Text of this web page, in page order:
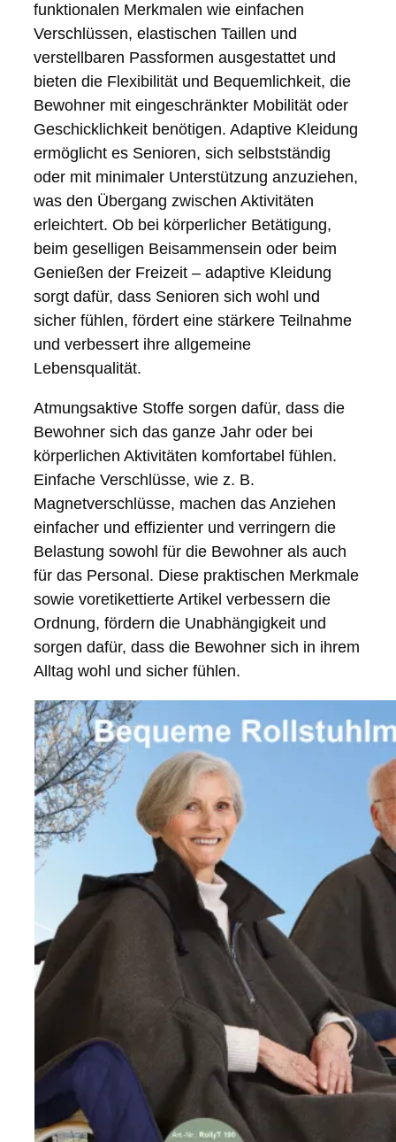
funktionalen Merkmalen wie einfachen
Verschlüssen, elastischen Taillen und
verstellbaren Passformen ausgestattet und
bieten die Flexibilität und Bequemlichkeit, die
Bewohner mit eingeschränkter Mobilität oder
Geschicklichkeit benötigen. Adaptive Kleidung
ermöglicht es Senioren, sich selbstständig
oder mit minimaler Unterstützung anzuziehen,
was den Übergang zwischen Aktivitäten
erleichtert. Ob bei körperlicher Betätigung,
beim geselligen Beisammensein oder beim
Genießen der Freizeit – adaptive Kleidung
sorgt dafür, dass Senioren sich wohl und
sicher fühlen, fördert eine stärkere Teilnahme
und verbessert ihre allgemeine
Lebensqualität.
Atmungsaktive Stoffe sorgen dafür, dass die
Bewohner sich das ganze Jahr oder bei
körperlichen Aktivitäten komfortabel fühlen.
Einfache Verschlüsse, wie z. B.
Magnetverschlüsse, machen das Anziehen
einfacher und effizienter und verringern die
Belastung sowohl für die Bewohner als auch
für das Personal. Diese praktischen Merkmale
sowie voretikettierte Artikel verbessern die
Ordnung, fördern die Unabhängigkeit und
sorgen dafür, dass die Bewohner sich in ihrem
Alltag wohl und sicher fühlen.